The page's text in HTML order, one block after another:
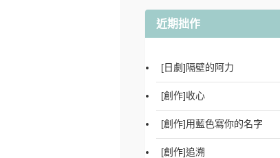
近期拙作
[日劇]隔壁的阿力
[創作]收心
[創作]用藍色寫你的名字
[創作]追溯